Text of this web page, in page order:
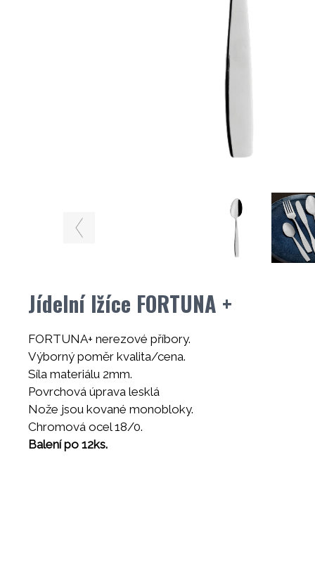
Jídelní lžíce FORTUNA +
FORTUNA+ nerezové příbory.
Výborný poměr kvalita/cena.
Síla materiálu 2mm.
Povrchová úprava lesklá
Nože jsou kované monobloky.
Chromová ocel 18/0.
Balení po 12ks.